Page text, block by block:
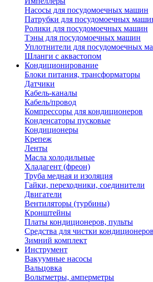
Насосы для посудомоечных машин
Патрубки для посудомоечных
Ролики для посудомоечных машин
Тэны для посудомоечных машин
Уплотнители для посудомоечных
Шланги с аквастопом
Кондиционирование
Блоки питания, трансформаторы
Датчики
Кабель-каналы
Кабель/провод
Компрессоры для кондиционеров
Конденсаторы пусковые
Кондиционеры
Крепеж
Ленты
Масла холодильные
Хладагент (фреон)
Труба медная и изоляция
Гайки, переходники, соединители
Двигатели
Вентиляторы (турбины)
Кронштейны
Платы кондиционеров, пульты
Средства для чистки кондиционеров
Зимний комплект
Инструмент
Вакуумные насосы
Вальцовка
Вольтметры, амперметры